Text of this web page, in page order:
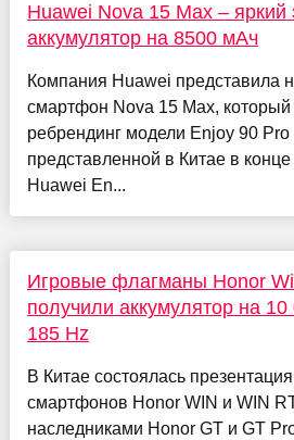
Huawei Nova 15 Max – яркий
аккумулятор на 8500 мАч
Компания Huawei представила
смартфон Nova 15 Max, который
ребрендинг модели Enjoy 90 Pro
представленной в Китае в
Huawei En...
Игровые флагманы Honor
получили аккумулятор на
185 Hz
В Китае состоялась
смартфонов Honor WIN и WIN
наследниками Honor GT и GT